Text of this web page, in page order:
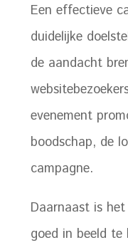
Een effectieve
duidelijke
de aandacht
evenement
boodschap, de
campagne.
Daarnaast is
goed in beeld te